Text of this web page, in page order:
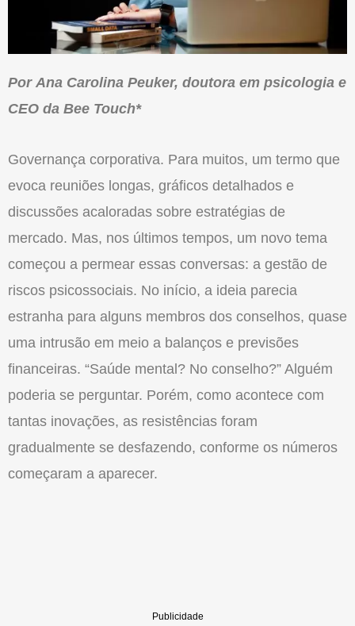
Por Ana Carolina Peuker, doutora em psicologia e
CEO da Bee Touch*
Governança corporativa. Para muitos, um termo que
evoca reuniões longas, gráficos detalhados e
discussões acaloradas sobre estratégias de
mercado. Mas, nos últimos tempos, um novo tema
começou a permear essas conversas: a gestão de
riscos psicossociais. No início, a ideia parecia
estranha para alguns membros dos conselhos, quase
uma intrusão em meio a balanços e previsões
financeiras. “Saúde mental? No conselho?” Alguém
poderia se perguntar. Porém, como acontece com
tantas inovações, as resistências foram
gradualmente se desfazendo, conforme os números
começaram a aparecer.